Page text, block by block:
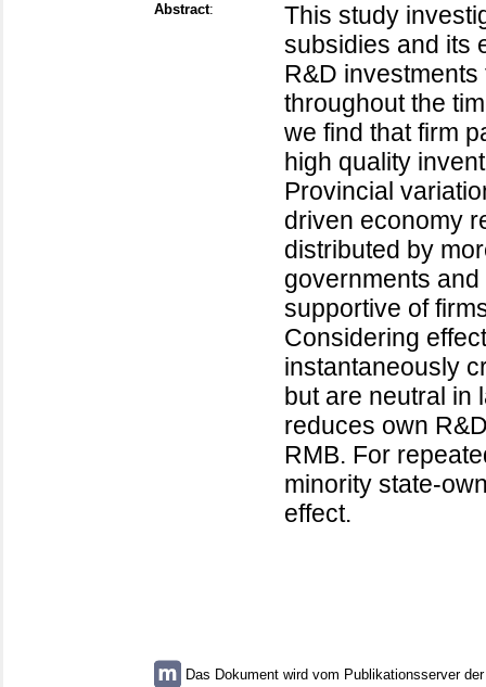
Abstract:
This study
subsidies and its
R&D
throughout the
we find that firm
high quality
Provincial
driven economy
distributed by
governments and
supportive of
Considering
instantaneously
but are neutral in
reduces own
RMB. For
minority state-
effect.
Das Dokument wird vom Publikationsserver